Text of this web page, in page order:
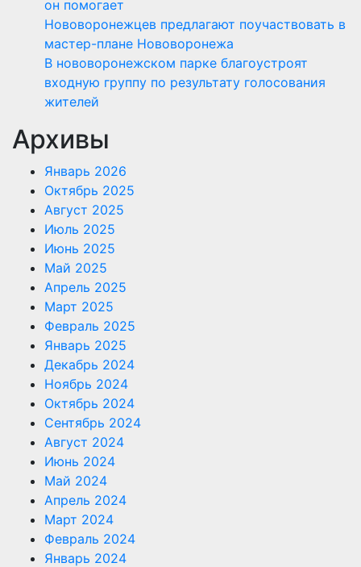
он помогает
Нововоронежцев предлагают поучаствовать в
мастер-плане Нововоронежа
В нововоронежском парке благоустроят
входную группу по результату голосования
жителей
Архивы
Январь 2026
Октябрь 2025
Август 2025
Июль 2025
Июнь 2025
Май 2025
Апрель 2025
Март 2025
Февраль 2025
Январь 2025
Декабрь 2024
Ноябрь 2024
Октябрь 2024
Сентябрь 2024
Август 2024
Июнь 2024
Май 2024
Апрель 2024
Март 2024
Февраль 2024
Январь 2024